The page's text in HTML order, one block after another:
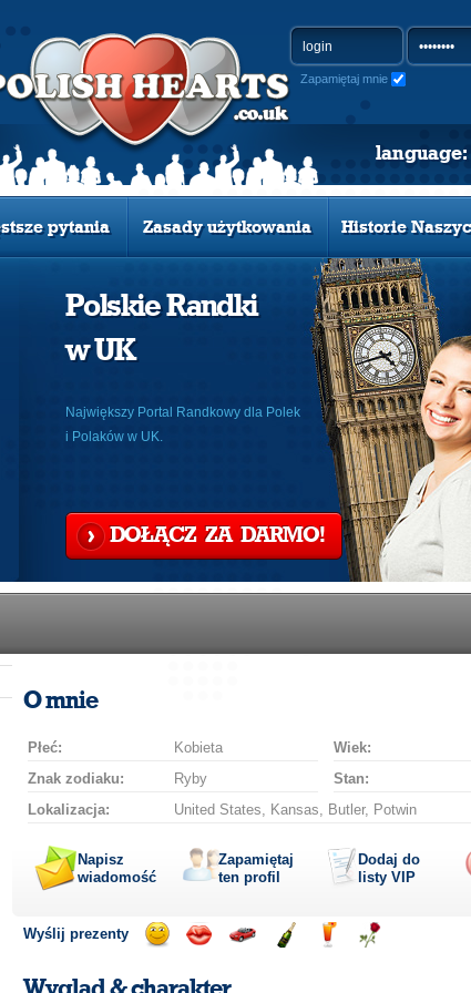
Zapamiętaj mnie
language:
pytania Zasady użytkowania Historie
Polskie Randki
w UK
Największy Portal Randkowy dla Polek
i Polaków w UK.
DOŁĄCZ ZA DARMO!
O mnie
Płeć: Kobieta Wiek:
Znak zodiaku:
Ryby Stan:
Lokalizacja:
United States, Kansas, Butler, Potwin
Napisz
wiadomość
Zapamiętaj
ten profil
Dodaj do
listy VIP
Wyślij prezenty
uśmiechbuziaka